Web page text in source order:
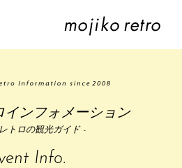
インフォメーション
トロの観光ガイド -
Info.